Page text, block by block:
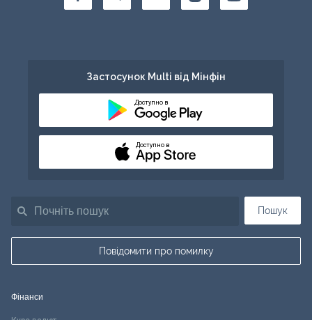
Пошук
Повідомити про помилку
Застосунок Multi від Мінфін
Доступно в
Доступно в
Фінанси